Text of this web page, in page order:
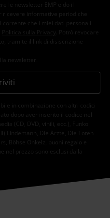
le newsletter EMP e do il
ricevere informative periodiche
che i miei dati personali
Politica sulla Privacy
. Potrò revocare
tramite il link di disiscrizione
newsletter.
in combinazione con altri codici
dopo aver inserito il codice nel
(CD, DVD, vinili, ecc.), Funko
Lindemann, Die Ärzte, Die Toten
Böhse Onkelz, buoni regalo e
nel prezzo sono esclusi dalla